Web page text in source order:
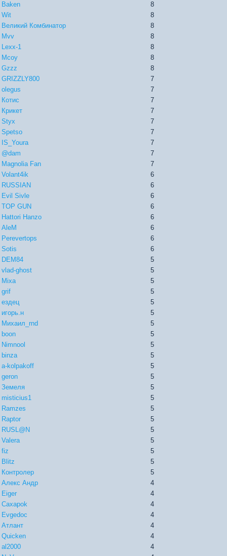
Baken
8
Wit
8
Великий Комбинатор
8
Mvv
8
Lexx-1
8
Mcoy
8
Gzzz
8
GRIZZLY800
7
olegus
7
Котис
7
Крикет
7
Styx
7
Spetso
7
IS_Youra
7
@dam
7
Magnolia Fan
7
Volant4ik
6
RUSSIAN
6
Evil Sivle
6
TOP GUN
6
Hattori Hanzo
6
AleM
6
Perevertops
6
Sotis
6
DEM84
5
vlad-ghost
5
Mixa
5
grif
5
ездец
5
игорь.н
5
Михаил_rnd
5
boon
5
Nimnool
5
binza
5
a-kolpakoff
5
geron
5
Земеля
5
misticius1
5
Ramzes
5
Raptor
5
RUSL@N
5
Valera
5
fiz
5
Blitz
5
Контролер
5
Алекс Андр
4
Eiger
4
Caxapok
4
Evgedoc
4
Атлант
4
Quicken
4
al2000
4